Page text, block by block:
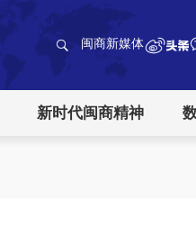
闽商新媒体
新时代闽商精神